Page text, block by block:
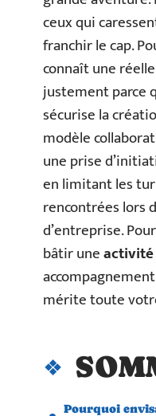
ceux qui
franchir le cap.
connaît une
justement parce
sécurise la
modèle
une prise
en limitant les
rencontrées lors
d’entreprise.
bâtir uneactivité
mérite toute
Pourquoi